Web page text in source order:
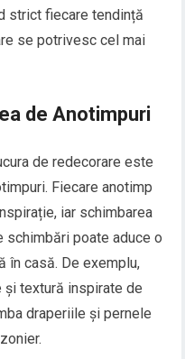
strict fiecare tendință
se potrivesc cel mai
de Anotimpuri
de redecorare este
Fiecare anotimp
iar schimbarea
schimbări poate aduce o
în casă. De exemplu,
și textură inspirate de
draperiile și pernele